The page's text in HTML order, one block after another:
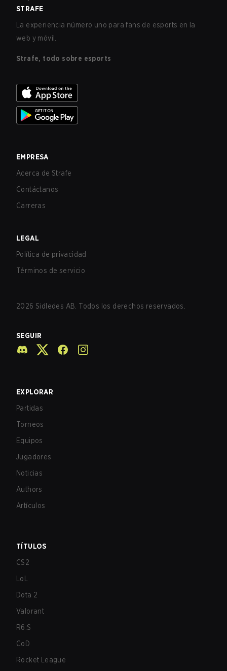
STRAFE
La experiencia número uno para fans de esports en la
web y móvil.
Strafe, todo sobre esports
EMPRESA
Acerca de Strafe
Contáctanos
Carreras
LEGAL
Política de privacidad
Términos de servicio
2026 Sidledes AB. Todos los derechos reservados.
SEGUIR
EXPLORAR
Partidas
Torneos
Equipos
Jugadores
Noticias
Authors
Artículos
TÍTULOS
CS2
LoL
Dota 2
Valorant
R6:S
CoD
Rocket League